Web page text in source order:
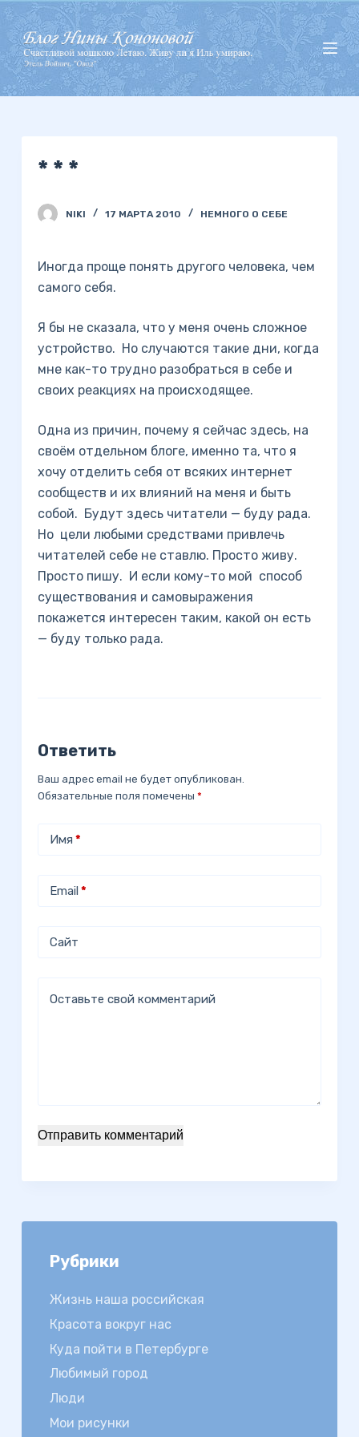
П
е
р
е
й
* * *
NIKI 17 МАРТА 2010 НЕМНОГО О СЕБЕ
Иногда проще понять другого человека, чем
самого себя.
Я бы не сказала, что у меня очень сложное
устройство. Но случаются такие дни, когда
мне как-то трудно разобраться в себе и
своих реакциях на происходящее.
Одна из причин, почему я сейчас здесь, на
своём отдельном блоге, именно та, что я
хочу отделить себя от всяких интернет
сообществ и их влияний на меня и быть
собой. Будут здесь читатели — буду рада.
Но цели любыми средствами привлечь
читателей себе не ставлю. Просто живу.
Просто пишу. И если кому-то мой способ
существования и самовыражения
покажется интересен таким, какой он есть
— буду только рада.
Ответить
Ваш адрес email не будет опубликован.
Обязательные поля помечены *
Имя *
Email*
Сайт
Оставьте свой комментарий
Отправить комментарий
Рубрики
Жизнь наша российская
Красота вокруг нас
Куда пойти в Петербурге
Любимый город
Люди
Мои рисунки